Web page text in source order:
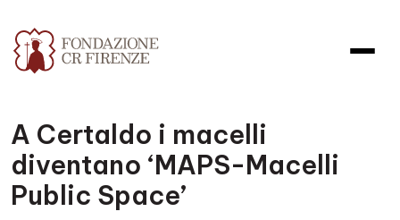
A Certaldo i macelli
diventano ‘MAPS-Macelli
Public Space’